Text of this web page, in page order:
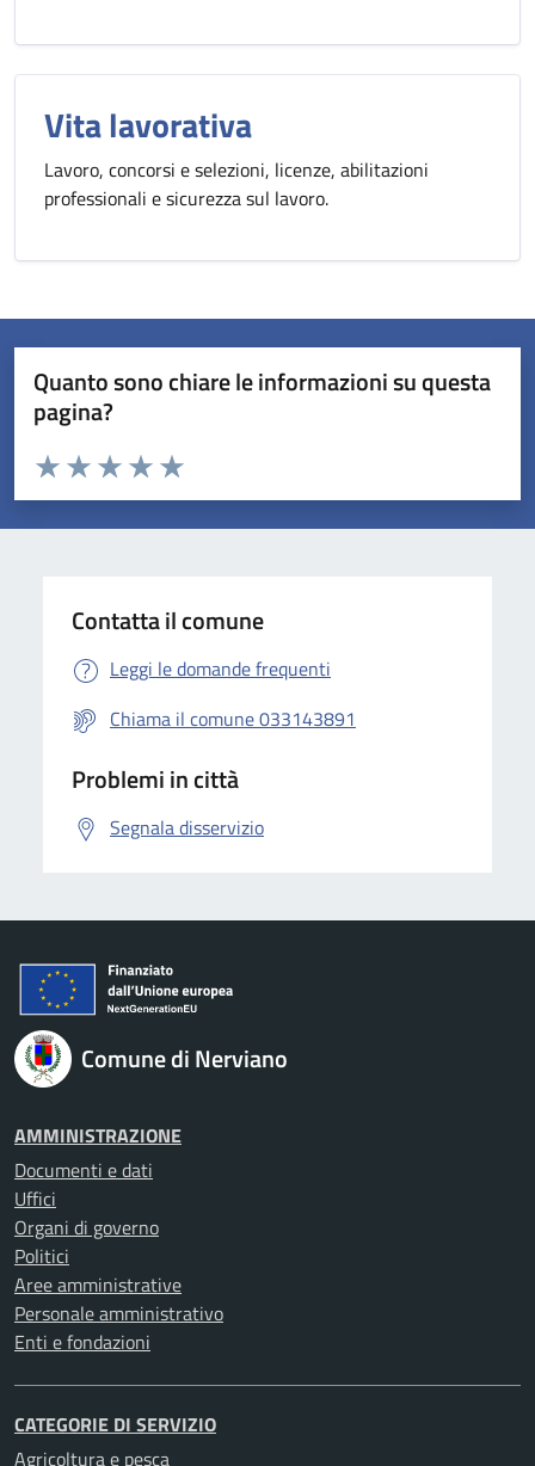
Vita lavorativa
Lavoro, concorsi e selezioni, licenze, abilitazioni
professionali e sicurezza sul lavoro.
Quanto sono chiare le informazioni su questa
pagina?
Valuta da 1 a 5 stelle la pagina
Valuta 5 stelle su 5
Valuta 4 stelle su 5
Valuta 3 stelle su 5
Valuta 2 stelle su 5
Valuta 1 stelle su 5
Contatta il comune
Leggi le domande frequenti
Chiama il comune 033143891
Problemi in città
Segnala disservizio
Comune di Nerviano
AMMINISTRAZIONE
Documenti e dati
Uffici
Organi di governo
Politici
Aree amministrative
Personale amministrativo
Enti e fondazioni
CATEGORIE DI SERVIZIO
Agricoltura e pesca